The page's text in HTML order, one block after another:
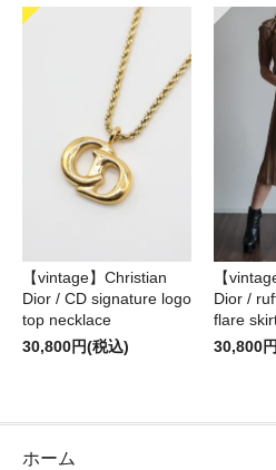
【vintage】Christian
Dior / CD signature logo
top necklace
30,800円(税込)
【
Dior /
flare
30,800
ホーム